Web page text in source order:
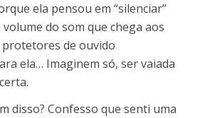
ela pensou em “silenciar”
do som que chega aos
de ouvido
ela… Imaginem só, ser vaiada
disso? Confesso que senti uma